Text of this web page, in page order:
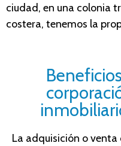
ciudad, en una colonia
costera, tenemos la
La adquisición o